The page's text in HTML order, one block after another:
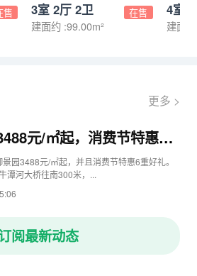
售 3室 2厅 2卫
建面约 :99.00m²
在售 4室
建面
更多 >
元/㎡起，消费节特惠6
园3488元/㎡起，并且消费节特惠6重好礼。
潭河大桥往南300米，...
阅最新动态